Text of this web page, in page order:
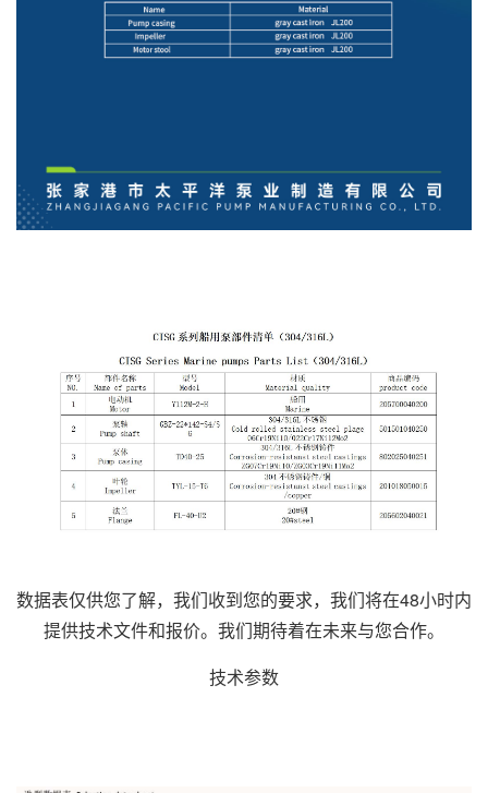
数据表仅供您了解，我们收到您的要求，我们将在48小时内
提供技术文件和报价。我们期待着在未来与您合作。
技术参数